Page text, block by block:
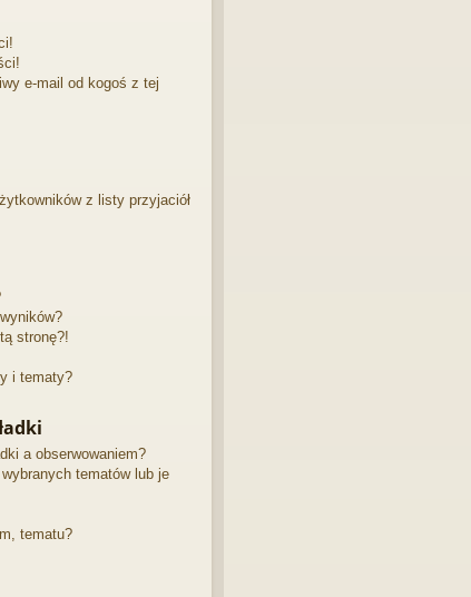
e-mail od kogoś z tej
z listy przyjaciół
stronę?!
i tematy?
a obserwowaniem?
tematów lub je
tematu?